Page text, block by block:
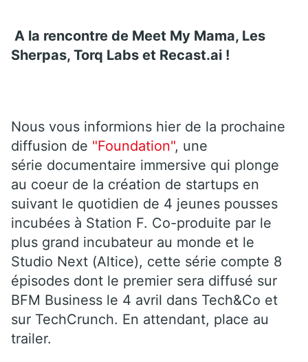
A la rencontre de Meet My Mama, Les
Sherpas, Torq Labs et Recast.ai !
Nous vous informions hier de la prochaine
diffusion de "Foundation", une
série documentaire immersive qui plonge
au coeur de la création de startups en
suivant le quotidien de 4 jeunes pousses
incubées à Station F. Co-produite par le
plus grand incubateur au monde et le
Studio Next (Altice), cette série compte 8
épisodes dont le premier sera diffusé sur
BFM Business le 4 avril dans Tech&Co et
sur TechCrunch. En attendant, place au
trailer.